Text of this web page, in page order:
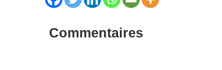
Commentaires